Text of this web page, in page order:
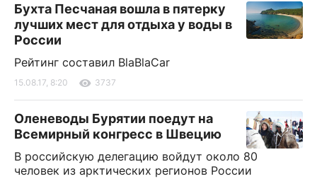
Бухта Песчаная вошла в пятерку
лучших мест для отдыха у воды в
России
Рейтинг составил BlaBlaCar
15.08.17, 8:20 3737
Оленеводы Бурятии поедут на
Всемирный конгресс в Швецию
В российскую делегацию войдут около 80
человек из арктических регионов России